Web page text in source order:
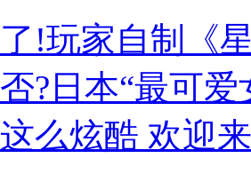
!玩家自制《
?日本“最可
么炫酷 欢迎